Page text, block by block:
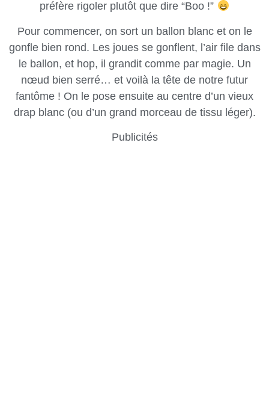
préfère rigoler plutôt que dire “Boo !”
Pour commencer, on sort un ballon blanc et on le
gonfle bien rond. Les joues se gonflent, l’air file dans
le ballon, et hop, il grandit comme par magie. Un
nœud bien serré… et voilà la tête de notre futur
fantôme ! On le pose ensuite au centre d’un vieux
drap blanc (ou d’un grand morceau de tissu léger).
Publicités